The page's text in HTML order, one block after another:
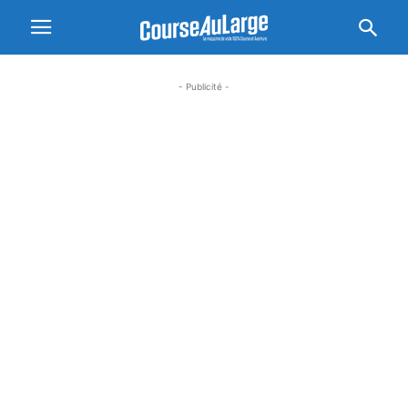
- Publicité -